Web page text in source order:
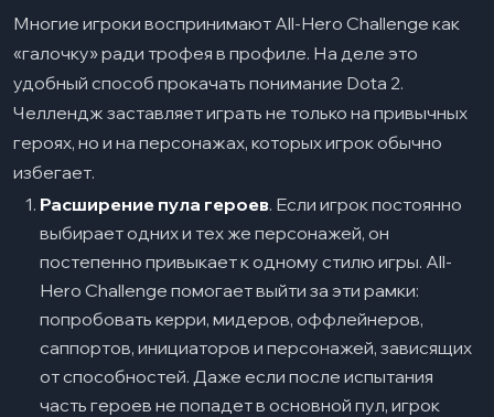
Многие игроки воспринимают All-Hero Challenge как
«галочку» ради трофея в профиле. На деле это
удобный способ прокачать понимание Dota 2.
Челлендж заставляет играть не только на привычных
героях, но и на персонажах, которых игрок обычно
избегает.
Расширение пула героев. Если игрок постоянно
выбирает одних и тех же персонажей, он
постепенно привыкает к одному стилю игры. All-
Hero Challenge помогает выйти за эти рамки:
попробовать керри, мидеров, оффлейнеров,
саппортов, инициаторов и персонажей, зависящих
от способностей. Даже если после испытания
часть героев не попадет в основной пул, игрок